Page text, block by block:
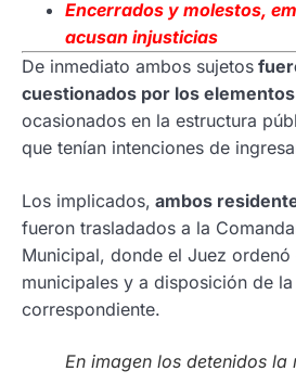
Encerrados y molestos,
acusan injusticias
De inmediato ambos sujetos
cuestionados por los elementos
ocasionados en la estructura
que tenían intenciones de
Los implicados, ambos
fueron trasladados a la
Municipal, donde el Juez
municipales y a disposición de
correspondiente.
En imagen los detenidos la